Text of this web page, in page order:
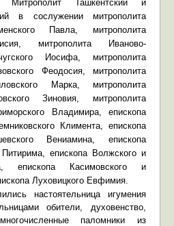
Митрополит Ташкентский и
в сослужении митрополита
Павла, митрополита
митрополита Иваново-
Иосифа, митрополита
Феодосия, митрополита
Марка, митрополита
Зиновия, митрополита
Владимира, епископа
Климента, епископа
Вениамина, епископа
епископа Волжского и
епископа Касимовского и
Луховицкого Евфимия.
настоятельница игумения
обители, духовенство,
паломники из